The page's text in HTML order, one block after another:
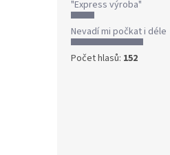
"Express výroba"
Nevadí mi počkat i déle
Počet hlasů: 152